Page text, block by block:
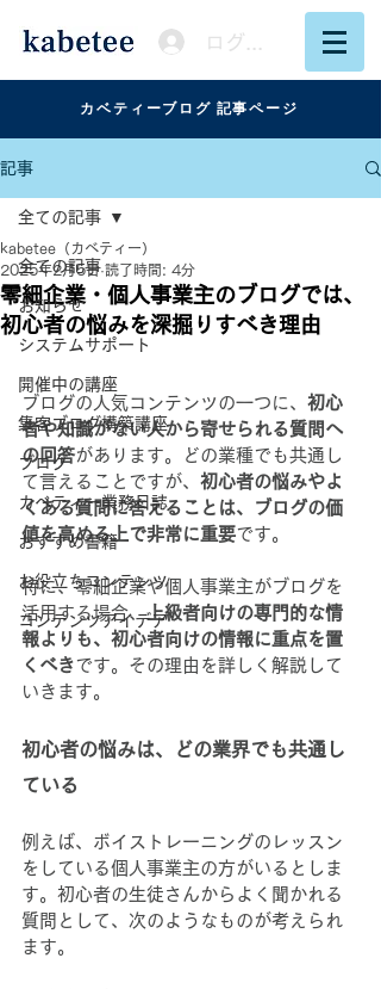
ログイン
カベティーブログ 記事ページ
記事
全ての記事
お知らせ
システムサポート
開催中の講座
集客ブログ構築講座
ブログ
カベティー業務日誌
おすすめ書籍
お役立ちコンテンツ
コンテンツアイデア
全ての記事
零細企業・個人事業主のブログでは、
初心者の悩みを深掘りすべき理由
kabetee（カベティー）
2025年2月5日 読了時間: 4分
ブログの人気コンテンツの一つに、 初心
者や知識がない人から寄せられる質問へ
の回答があります。どの業種でも共通し
て言えることですが、 初心者の悩みやよ
くある質問に答えることは、ブログの価
値を高める上で非常に重要です。
特に、零細企業や個人事業主がブログを
活用する場合、上級者向けの専門的な情
報よりも、初心者向けの情報に重点を置
くべきです。その理由を詳しく解説して
いきます。
初心者の悩みは、どの業界でも共通し
ている
例えば、ボイストレーニングのレッスン
をしている個人事業主の方がいるとしま
す。初心者の生徒さんからよく聞かれる
質問として、次のようなものが考えられ
ます。